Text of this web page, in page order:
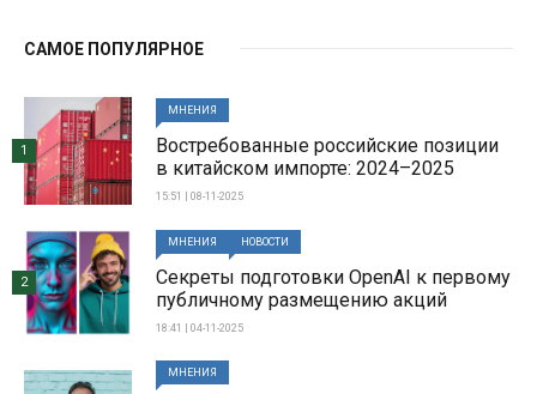
САМОЕ ПОПУЛЯРНОЕ
МНЕНИЯ
Востребованные российские позиции
в китайском импорте: 2024–2025
15:51 | 08-11-2025
1
МНЕНИЯ НОВОСТИ
Секреты подготовки OpenAI к первому
публичному размещению акций
18:41 | 04-11-2025
2
МНЕНИЯ